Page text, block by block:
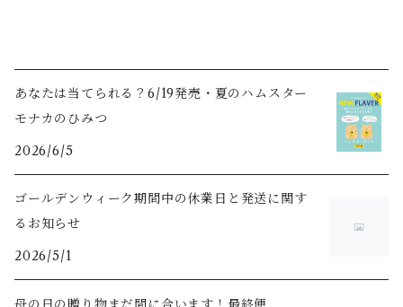
あなたは当てられる？6/19発売・夏のハムスター
モナカのひみつ
2026/6/5
ゴールデンウィーク期間中の休業日と発送に関す
るお知らせ
2026/5/1